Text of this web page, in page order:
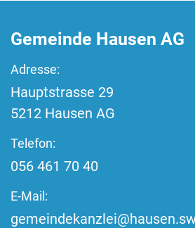
Gemeinde Hausen AG
Adresse:
Hauptstrasse 29
5212 Hausen AG
Telefon:
056 461 70 40
E-Mail: